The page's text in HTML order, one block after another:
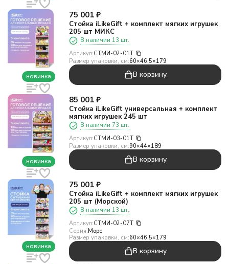
новинка
75 001 ₽
Стойка iLikeGift + комплект мягких игрушек
205 шт МИКС
В наличии 13 шт.
Артикул:СТМИ-02-01T
Размер упаковки, см:60×46.5×179
В корзину
новинка
85 001 ₽
Стойка iLikeGift универсальная + комплект
мягких игрушек 245 шт
В наличии 73 шт.
Артикул:СТМИ-03-01T
Размер упаковки, см:90×44×189
В корзину
новинка
75 001 ₽
Стойка iLikeGift + комплект мягких игрушек
205 шт (Морской)
В наличии 13 шт.
Артикул:СТМИ-02-07T
Серия:Море
Размер упаковки, см:60×46.5×179
В корзину